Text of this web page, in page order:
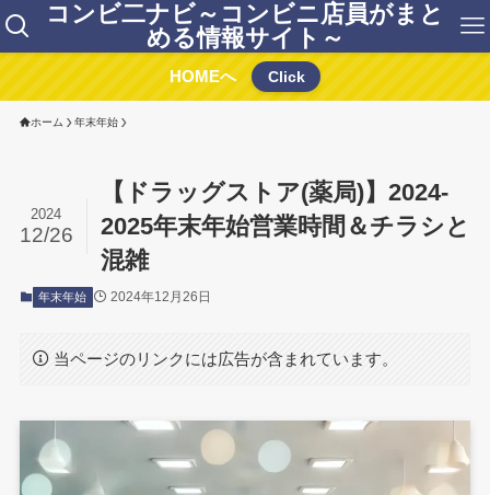
コンビ二ナビ～コンビニ店員がまと
める情報サイト～
HOMEへ Click
ホーム 年末年始
【ドラッグストア(薬局)】2024-
2025年末年始営業時間＆チラシと
混雑
2024
12/26
年末年始 2024年12月26日
当ページのリンクには広告が含まれています。